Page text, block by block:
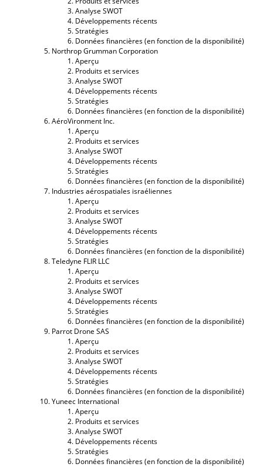
Analyse SWOT
Développements récents
Stratégies
Données financières (en fonction de la disponibilité)
Northrop Grumman Corporation
Aperçu
Produits et services
Analyse SWOT
Développements récents
Stratégies
Données financières (en fonction de la disponibilité)
AéroVironment Inc.
Aperçu
Produits et services
Analyse SWOT
Développements récents
Stratégies
Données financières (en fonction de la disponibilité)
Industries aérospatiales israéliennes
Aperçu
Produits et services
Analyse SWOT
Développements récents
Stratégies
Données financières (en fonction de la disponibilité)
Teledyne FLIR LLC
Aperçu
Produits et services
Analyse SWOT
Développements récents
Stratégies
Données financières (en fonction de la disponibilité)
Parrot Drone SAS
Aperçu
Produits et services
Analyse SWOT
Développements récents
Stratégies
Données financières (en fonction de la disponibilité)
Yuneec International
Aperçu
Produits et services
Analyse SWOT
Développements récents
Stratégies
Données financières (en fonction de la disponibilité)